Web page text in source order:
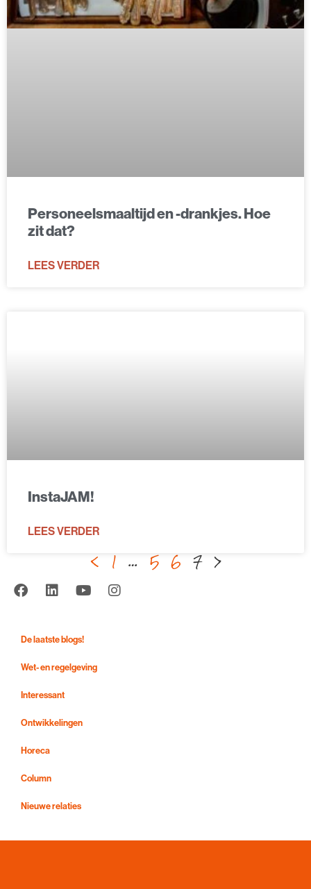
Personeelsmaaltijd en -drankjes. Hoe
zit dat?
LEES VERDER
InstaJAM!
LEES VERDER
< 1 … 5 6 7 >
De laatste blogs!
Wet- en regelgeving
Interessant
Ontwikkelingen
Horeca
Column
Nieuwe relaties